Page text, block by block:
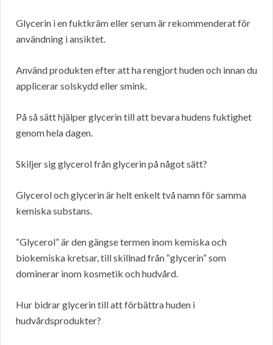
Glycerin i en fuktkräm eller serum är rekommenderat för
användning i ansiktet.
Använd produkten efter att ha rengjort huden och innan du
applicerar solskydd eller smink.
På så sätt hjälper glycerin till att bevara hudens fuktighet
genom hela dagen.
Skiljer sig glycerol från glycerin på något sätt?
Glycerol och glycerin är helt enkelt två namn för samma
kemiska substans.
“Glycerol” är den gängse termen inom kemiska och
biokemiska kretsar, till skillnad från “glycerin” som
dominerar inom kosmetik och hudvård.
Hur bidrar glycerin till att förbättra huden i
hudvårdsprodukter?